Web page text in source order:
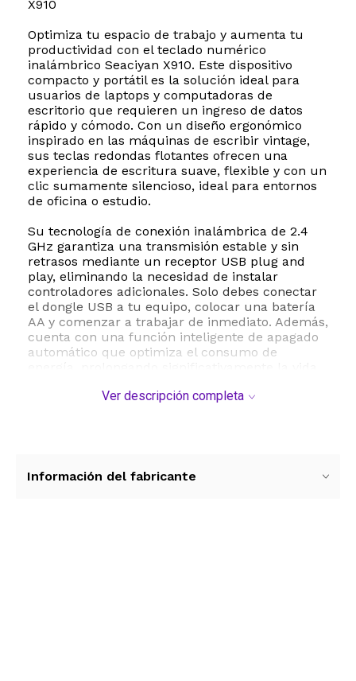
X910
Optimiza tu espacio de trabajo y aumenta tu
productividad con el teclado numérico
inalámbrico Seaciyan X910. Este dispositivo
compacto y portátil es la solución ideal para
usuarios de laptops y computadoras de
escritorio que requieren un ingreso de datos
rápido y cómodo. Con un diseño ergonómico
inspirado en las máquinas de escribir vintage,
sus teclas redondas flotantes ofrecen una
experiencia de escritura suave, flexible y con un
clic sumamente silencioso, ideal para entornos
de oficina o estudio.
Su tecnología de conexión inalámbrica de 2.4
GHz garantiza una transmisión estable y sin
retrasos mediante un receptor USB plug and
play, eliminando la necesidad de instalar
controladores adicionales. Solo debes conectar
el dongle USB a tu equipo, colocar una batería
AA y comenzar a trabajar de inmediato. Además,
cuenta con una función inteligente de apagado
automático que optimiza el consumo de
cabe fácilmente en cualquier mochila o
Ver descripción completa
Información del fabricante